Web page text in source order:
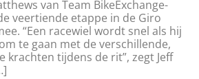
van Team BikeExchange-
veertiende etappe in de Giro
“Een racewiel wordt snel als hij
te gaan met de verschillende,
krachten tijdens de rit”, zegt Jeff